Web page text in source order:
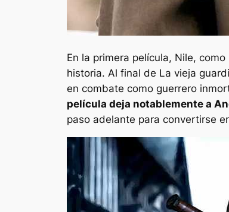
En la primera película, Nile,
historia. Al final de La vieja
en combate como guerrero
película deja notablemente a
paso adelante para convertirse